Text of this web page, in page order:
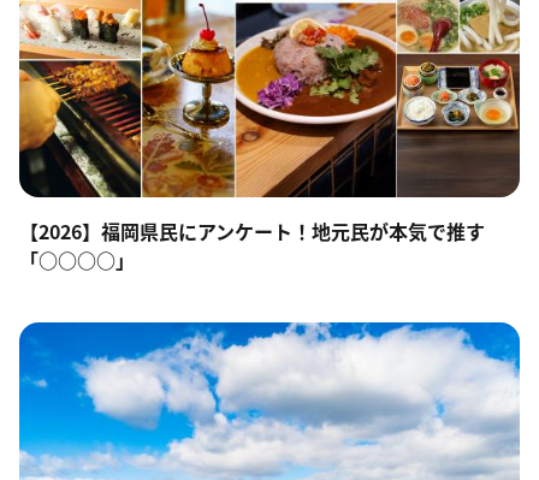
【2026】福岡県民にアンケート！地元民が本気で推す
「○○○○」